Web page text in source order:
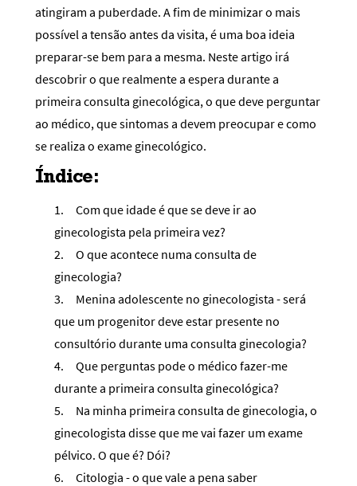
atingiram a puberdade. A fim de minimizar o mais
possível a tensão antes da visita, é uma boa ideia
preparar-se bem para a mesma. Neste artigo irá
descobrir o que realmente a espera durante a
primeira consulta ginecológica, o que deve perguntar
ao médico, que sintomas a devem preocupar e como
se realiza o exame ginecológico.
Índice:
1.
Com que idade é que se deve ir ao
ginecologista pela primeira vez?
2.
O que acontece numa consulta de
ginecologia?
3.
Menina adolescente no ginecologista - será
que um progenitor deve estar presente no
consultório durante uma consulta ginecologia?
4.
Que perguntas pode o médico fazer-me
durante a primeira consulta ginecológica?
5.
Na minha primeira consulta de ginecologia, o
ginecologista disse que me vai fazer um exame
pélvico. O que é? Dói?
6.
Citologia - o que vale a pena saber